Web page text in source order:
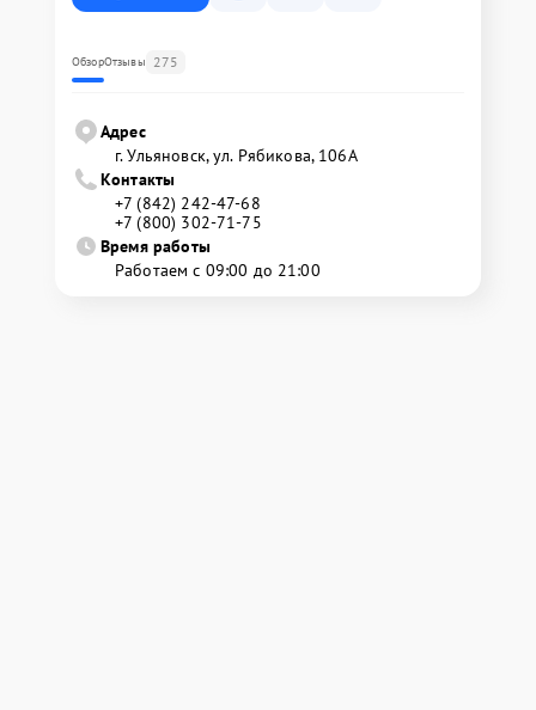
ОбзорОтзывы 275
Адрес
г. Ульяновск, ул. Рябикова, 106А
Контакты
+7 (842) 242-47-68
+7 (800) 302-71-75
Время работы
Работаем с 09:00 до 21:00